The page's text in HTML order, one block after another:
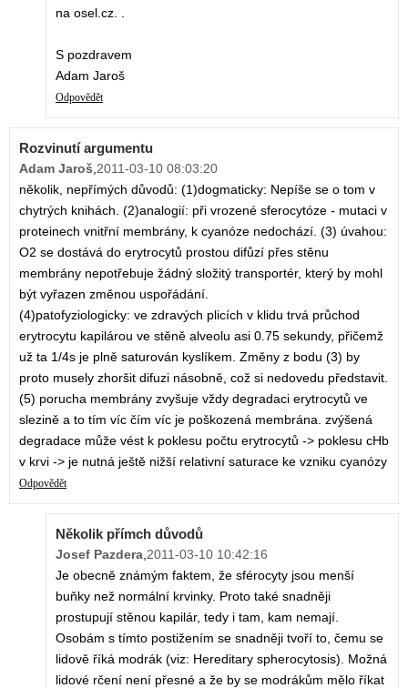
na osel.cz. .
S pozdravem
Adam Jaroš
Odpovědět
Rozvinutí argumentu
Adam Jaroš 2011-03-10 08:03:20
několik, nepřímých důvodů: (1)dogmaticky: Nepíše se o tom v
chytrých knihách. (2)analogií: při vrozené sferocytóze - mutaci v
proteinech vnitřní membrány, k cyanóze nedochází. (3) úvahou:
O2 se dostává do erytrocytů prostou difůzí přes stěnu
membrány nepotřebuje žádný složitý transportér, který by mohl
být vyřazen změnou uspořádání.
(4)patofyziologicky: ve zdravých plicích v klidu trvá průchod
erytrocytu kapilárou ve stěně alveolu asi 0.75 sekundy, přičemž
už ta 1/4s je plně saturován kyslíkem. Změny z bodu (3) by
proto musely zhoršit difuzi násobně, což si nedovedu představit.
(5) porucha membrány zvyšuje vždy degradaci erytrocytů ve
slezině a to tím víc čím víc je poškozená membrána. zvýšená
degradace může vést k poklesu počtu erytrocytů -> poklesu cHb
v krvi -> je nutná ještě nižší relativní saturace ke vzniku cyanózy
Odpovědět
Několik přímch důvodů
Josef Pazdera 2011-03-10 10:42:16
Je obecně známým faktem, že sférocyty jsou menší
buňky než normální krvinky. Proto také snadněji
prostupují stěnou kapilár, tedy i tam, kam nemají.
Osobám s tímto postižením se snadněji tvoří to, čemu se
lidově říká modrák (viz: Hereditary spherocytosis). Možná
lidové rčení není přesné a že by se modrákům mělo říkat